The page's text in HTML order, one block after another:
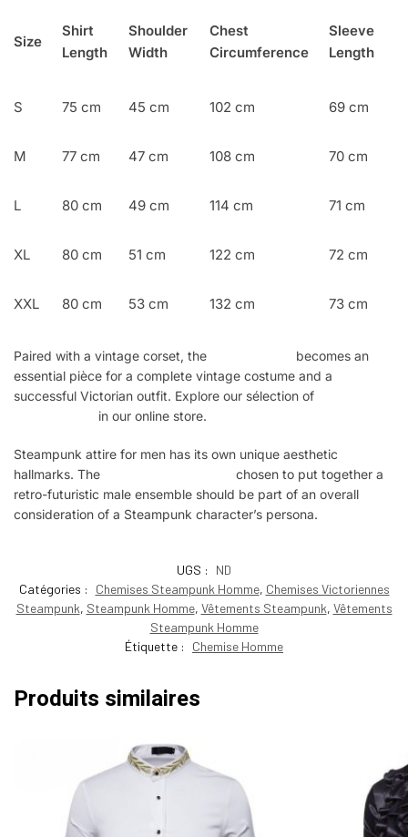
Size
Shirt
Length
Shoulder
Width
Chest
Circumference
Sleeve
Length
S 75 cm 45 cm 102 cm 69 cm
M 77 cm 47 cm 108 cm 70 cm
L 80 cm 49 cm 114 cm 71 cm
XL 80 cm 51 cm 122 cm 72 cm
XXL 80 cm 53 cm 132 cm 73 cm
Paired with a vintage corset, the
becomes an
essential pièce for a complete vintage costume and a
successful Victorian outfit. Explore our sélection of
in our online store.
Steampunk attire for men has its own unique aesthetic
hallmarks. The
chosen to put together a
retro-futuristic male ensemble should be part of an overall
consideration of a Steampunk character’s persona.
UGS :
ND
Catégories :
Chemises Steampunk Homme, Chemises Victoriennes
Steampunk, Steampunk Homme, Vêtements Steampunk, Vêtements
Steampunk Homme
Étiquette :
Chemise Homme
Produits similaires